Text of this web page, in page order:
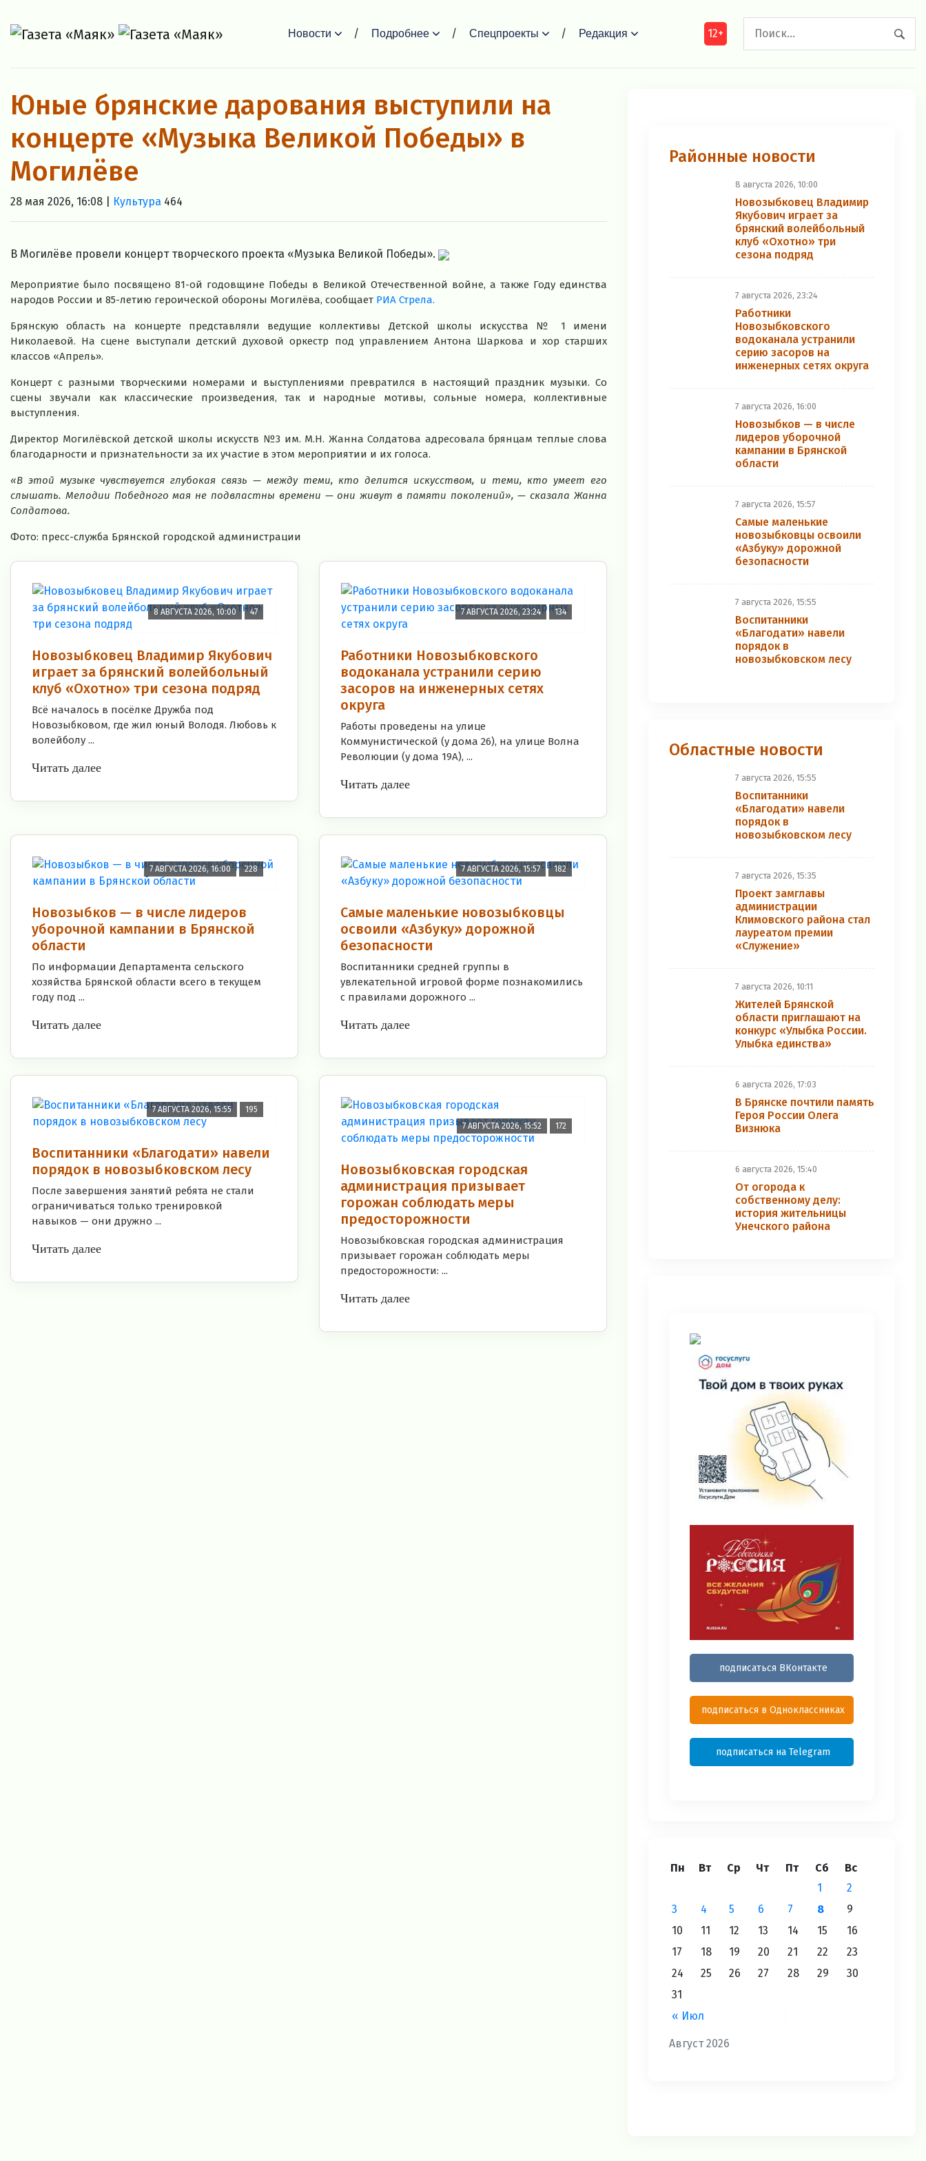
Новости Подробнее Спецпроекты Редакция 12+
Юные брянские дарования выступили на
концерте «Музыка Великой Победы» в
Могилёве
28 мая 2026, 16:08 | Культура 464
В Могилёве провели концерт творческого проекта «Музыка Великой Победы».
Мероприятие было посвящено 81-ой годовщине Победы в Великой Отечественной войне, а также Году единства
народов России и 85-летию героической обороны Могилёва, сообщает РИА Стрела.
Брянскую область на концерте представляли ведущие коллективы Детской школы искусства № 1 имени
Николаевой. На сцене выступали детский духовой оркестр под управлением Антона Шаркова и хор старших
классов «Апрель».
Концерт с разными творческими номерами и выступлениями превратился в настоящий праздник музыки. Со
сцены звучали как классические произведения, так и народные мотивы, сольные номера, коллективные
выступления.
Директор Могилёвской детской школы искусств №3 им. М.Н. Жанна Солдатова адресовала брянцам теплые слова
благодарности и признательности за их участие в этом мероприятии и их голоса.
«В этой музыке чувствуется глубокая связь — между теми, кто делится искусством, и теми, кто умеет его
слышать. Мелодии Победного мая не подвластны времени — они живут в памяти поколений», — сказала Жанна
Солдатова.
Фото: пресс-служба Брянской городской администрации
8 АВГУСТА 2026, 10:00 47
Новозыбковец Владимир Якубович
играет за брянский волейбольный
клуб «Охотно» три сезона подряд
Всё началось в посёлке Дружба под
Новозыбковом, где жил юный Володя. Любовь к
волейболу ...
Читать далее
7 АВГУСТА 2026, 23:24 134
Работники Новозыбковского
водоканала устранили серию
засоров на инженерных сетях
округа
Работы проведены на улице
Коммунистической (у дома 26), на улице Волна
Революции (у дома 19А), ...
Читать далее
7 АВГУСТА 2026, 16:00 228
Новозыбков — в числе лидеров
уборочной кампании в Брянской
области
По информации Департамента сельского
хозяйства Брянской области всего в текущем
году под ...
Читать далее
7 АВГУСТА 2026, 15:57 182
Самые маленькие новозыбковцы
освоили «Азбуку» дорожной
безопасности
Воспитанники средней группы в
увлекательной игровой форме познакомились
с правилами дорожного ...
Читать далее
7 АВГУСТА 2026, 15:55 195
Воспитанники «Благодати» навели
порядок в новозыбковском лесу
После завершения занятий ребята не стали
ограничиваться только тренировкой
навыков — они дружно ...
Читать далее
7 АВГУСТА 2026, 15:52 172
Новозыбковская городская
администрация призывает
горожан соблюдать меры
предосторожности
Новозыбковская городская администрация
призывает горожан соблюдать меры
предосторожности: ...
Читать далее
Районные новости
8 августа 2026, 10:00
Новозыбковец Владимир
Якубович играет за
брянский волейбольный
клуб «Охотно» три
сезона подряд
7 августа 2026, 23:24
Работники
Новозыбковского
водоканала устранили
серию засоров на
инженерных сетях округа
7 августа 2026, 16:00
Новозыбков — в числе
лидеров уборочной
кампании в Брянской
области
7 августа 2026, 15:57
Самые маленькие
новозыбковцы освоили
«Азбуку» дорожной
безопасности
7 августа 2026, 15:55
Воспитанники
«Благодати» навели
порядок в
новозыбковском лесу
Областные новости
7 августа 2026, 15:55
Воспитанники
«Благодати» навели
порядок в
новозыбковском лесу
7 августа 2026, 15:35
Проект замглавы
администрации
Климовского района стал
лауреатом премии
«Служение»
7 августа 2026, 10:11
Жителей Брянской
области приглашают на
конкурс «Улыбка России.
Улыбка единства»
6 августа 2026, 17:03
В Брянске почтили память
Героя России Олега
Визнюка
6 августа 2026, 15:40
От огорода к
собственному делу:
история жительницы
Унечского района
подписаться ВКонтакте
подписаться в Одноклассниках
подписаться на Telegram
Август 2026
Пн Вт Ср Чт Пт Сб Вс
« Июл
1
2
3
4 5 6 7 8
9
10
11 12 13 14 15
16
17
18 19 20 21 22
23
24
25 26 27 28 29
30
31